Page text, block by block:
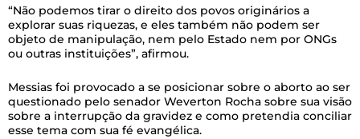
“Não podemos tirar o direito dos povos originários a
explorar suas riquezas, e eles também não podem ser
objeto de manipulação, nem pelo Estado nem por ONGs
ou outras instituições”, afirmou.
Messias foi provocado a se posicionar sobre o aborto ao ser
questionado pelo senador Weverton Rocha sobre sua visão
sobre a interrupção da gravidez e como pretendia conciliar
esse tema com sua fé evangélica.